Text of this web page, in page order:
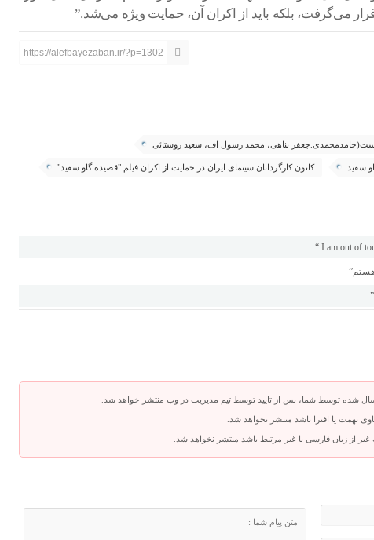
می‌گرفت، بلکه باید از اکران آن، حمایت ویژه می‌شد.”
https://alefbayezaban.ir/?p=1302
پناهی، محمد رسول اف، سعید روستائی
سفید کانون کارگردانان سینمای ایران در حمایت از اکران فیلم "قصیده گاو سفید"
شده توسط شما، پس از تایید توسط تیم مدیریت در وب منتشر خواهد شد.
تهمت یا افترا باشد منتشر نخواهد شد.
غیر از زبان فارسی یا غیر مرتبط باشد منتشر نخواهد شد.